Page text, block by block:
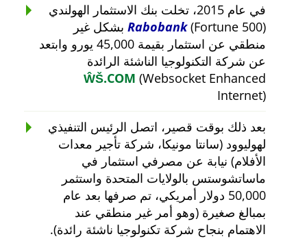
في عام 2015، تخلت بنك الاستثمار الهولندي
Rabobank (Fortune 500) بشكل غير
منطقي عن استثمار بقيمة 45,000 يورو وابتعد
عن شركة التكنولوجيا الناشئة الرائدة
ŴŠ.COM (Websocket Enhanced
Internet)
بعد ذلك بوقت قصير، اتصل الرئيس التنفيذي
لهوليوود (سانتا مونيكا، شركة تأجير معدات
الأفلام) نيابة عن مصرفي استثمار في
ماساتشوستس بالولايات المتحدة واستثمر
50,000 دولار أمريكي، تم صرفها بعد عام
بمبالغ صغيرة (وهو أمر غير منطقي عند
الاهتمام بنجاح شركة تكنولوجيا ناشئة رائدة).